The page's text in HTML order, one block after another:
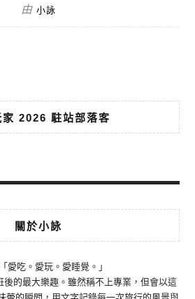
由 小詠
家 2026 駐站部落客
關於小詠
吃。愛玩。愛睡覺。」
的最大樂趣。雖然稱不上專業，但會以這